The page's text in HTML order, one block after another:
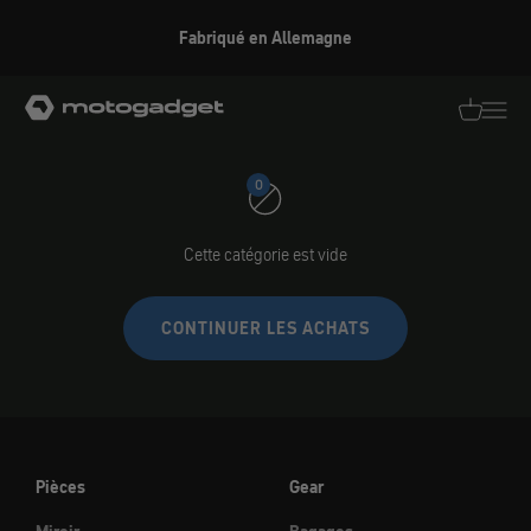
Fabriqué en Allemagne
motogadget GmbH
0
Cette catégorie est vide
CONTINUER LES ACHATS
Pièces
Gear